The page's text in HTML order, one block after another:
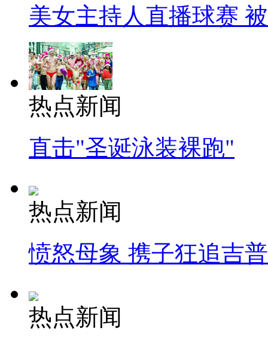
美女主持人直播球赛
热点新闻
直击"圣诞泳装裸跑"
热点新闻
愤怒母象 携子狂追吉
热点新闻